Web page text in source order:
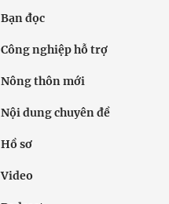
Bạn đọc
Công nghiệp hỗ trợ
Nông thôn mới
Nội dung chuyên đề
Hồ sơ
Video